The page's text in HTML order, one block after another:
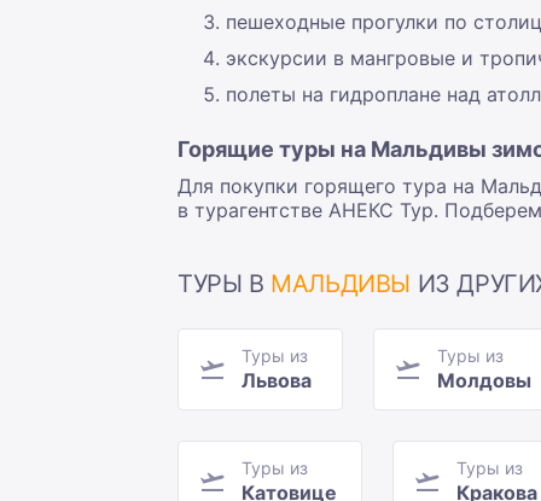
пешеходные прогулки по
экскурсии в мангровые и
полеты на гидроплане над
Горящие туры на Мальдивы
Для покупки горящего тура на
в турагентстве АНЕКС Тур.
ТУРЫ В МАЛЬДИВЫ ИЗ
Туры из
Львова
Туры из
Молдовы
Туры из
Катовице
Туры из
Кракова